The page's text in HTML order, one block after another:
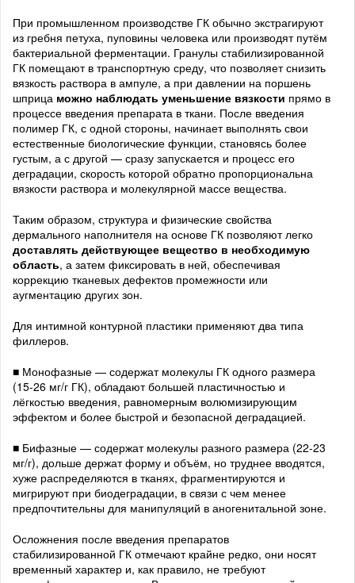
При промышленном производстве ГК обычно экстрагируют
из гребня петуха, пуповины человека или производят путём
бактериальной ферментации. Гранулы стабилизированной
ГК помещают в транспортную среду, что позволяет снизить
вязкость раствора в ампуле, а при давлении на поршень
шприца можно наблюдать уменьшение вязкости прямо в
процессе введения препарата в ткани. После введения
полимер ГК, с одной стороны, начинает выполнять свои
естественные биологические функции, становясь более
густым, а с другой — сразу запускается и процесс его
деградации, скорость которой обратно пропорциональна
вязкости раствора и молекулярной массе вещества.
Таким образом, структура и физические свойства
дермального наполнителя на основе ГК позволяют легко
доставлять действующее вещество в необходимую
область, а затем фиксировать в ней, обеспечивая
коррекцию тканевых дефектов промежности или
аугментацию других зон.
Для интимной контурной пластики применяют два типа
филлеров.
■ Монофазные — содержат молекулы ГК одного размера
(15-26 мг/г ГК), обладают большей пластичностью и
лёгкостью введения, равномерным волюмизирующим
эффектом и более быстрой и безопасной деградацией.
■ Бифазные — содержат молекулы разного размера (22-23
мг/г), дольше держат форму и объём, но труднее вводятся,
хуже распределяются в тканях, фрагментируются и
мигрируют при биодеградации, в связи с чем менее
предпочтительны для манипуляций в аногенитальной зоне.
Осложнения после введения препаратов
стабилизированной ГК отмечают крайне редко, они носят
временный характер и, как правило, не требуют